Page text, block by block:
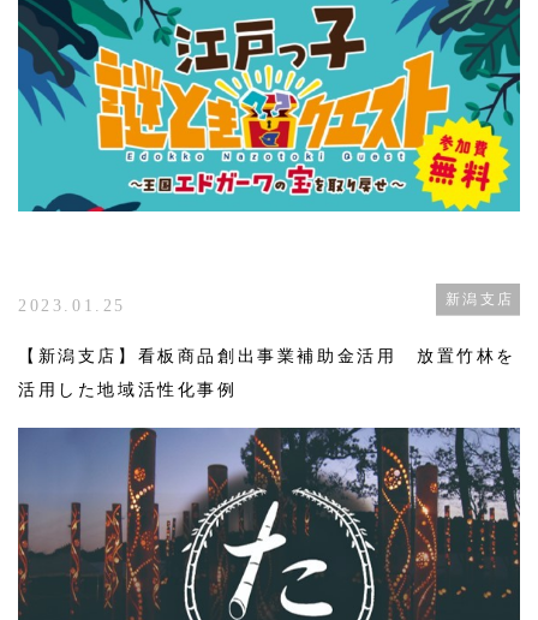
2023.01.25 新潟支店
【新潟支店】看板商品創出事業補助金活用 放置竹林を
活用した地域活性化事例